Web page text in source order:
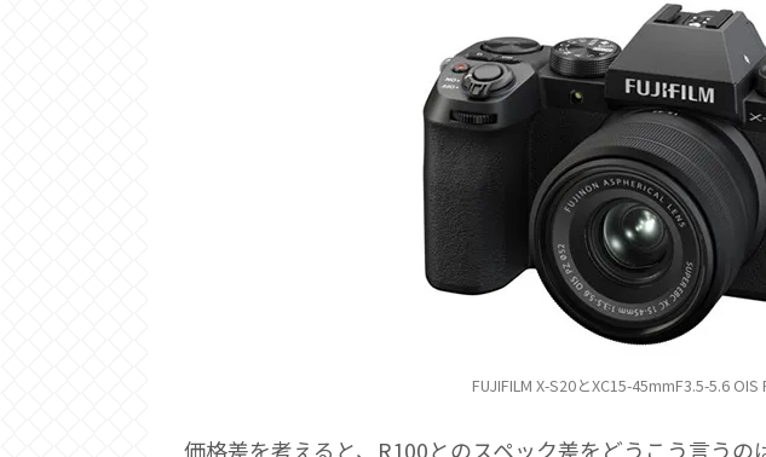
FUJIFILM X-S20とXC15-45mmF3.5-5.6 OIS
価格差を考えると、R100とのスペック差をどうこう言うの